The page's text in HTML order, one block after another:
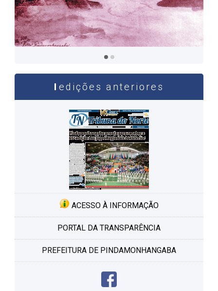
edições anteriores
ACESSO À INFORMAÇÃO
PORTAL DA TRANSPARÊNCIA
PREFEITURA DE PINDAMONHANGABA